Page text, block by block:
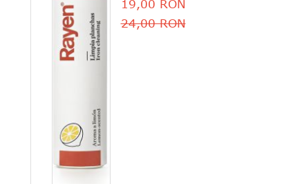
19,00 RON
24,00 RON